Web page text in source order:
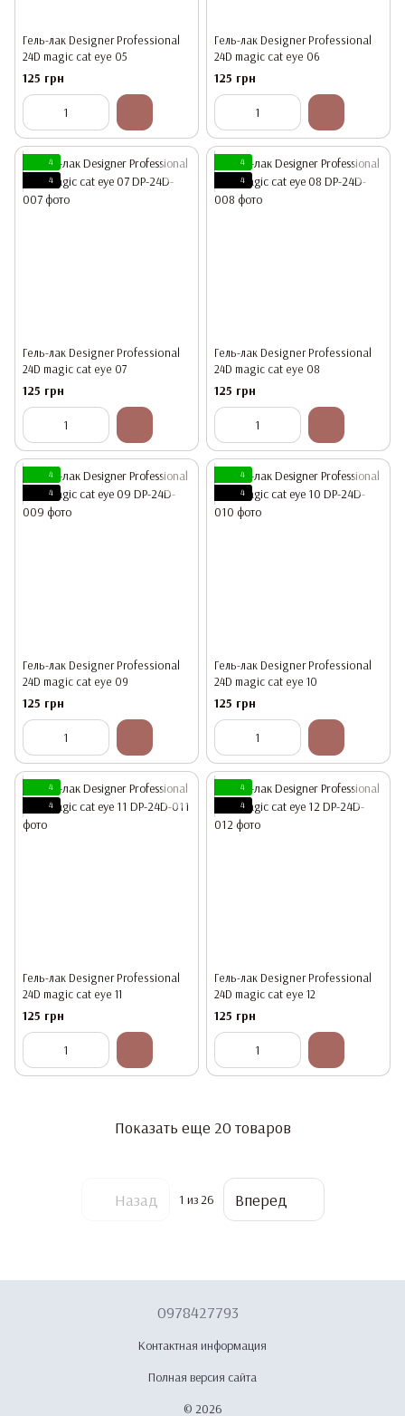
Гель-лак Designer Professional
24D magic cat eye 05
125 грн
Гель-лак Designer Professional
24D magic cat eye 06
125 грн
4
4
Гель-лак Designer Professional
24D magic cat eye 07
125 грн
4
4
Гель-лак Designer Professional
24D magic cat eye 08
125 грн
4
4
Гель-лак Designer Professional
24D magic cat eye 09
125 грн
4
4
Гель-лак Designer Professional
24D magic cat eye 10
125 грн
4
4
Гель-лак Designer Professional
24D magic cat eye 11
125 грн
4
4
Гель-лак Designer Professional
24D magic cat eye 12
125 грн
Показать еще 20 товаров
Назад 1 из 26 Вперед
0978427793
Контактная информация
Полная версия сайта
© 2026